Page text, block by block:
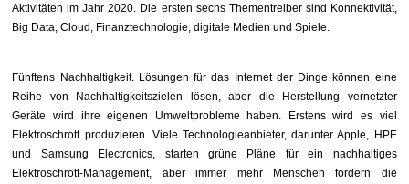
Aktivitäten im Jahr 2020. Die ersten sechs Thementreiber sind Konnektivität,
Big Data, Cloud, Finanztechnologie, digitale Medien und Spiele.
Fünftens Nachhaltigkeit. Lösungen für das Internet der Dinge können eine
Reihe von Nachhaltigkeitszielen lösen, aber die Herstellung vernetzter
Geräte wird ihre eigenen Umweltprobleme haben. Erstens wird es viel
Elektroschrott produzieren. Viele Technologieanbieter, darunter Apple, HPE
und Samsung Electronics, starten grüne Pläne für ein nachhaltiges
Elektroschrott-Management, aber immer mehr Menschen fordern die